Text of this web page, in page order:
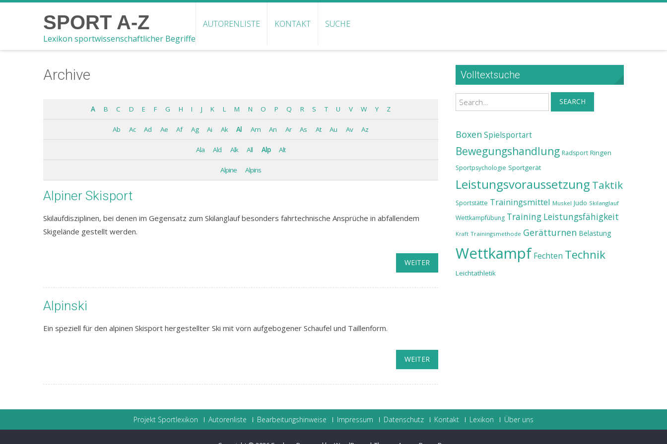
SPORT A-Z
Lexikon sportwissenschaftlicher Begriffe
AUTORENLISTE KONTAKT SUCHE
Archive
A B C D E F G H I J K L M N O P Q R S T U V W Y Z
Ab Ac Ad Ae Af Ag Ai Ak Al Am An Ar As At Au Av Az
Ala Ald Alk All Alp Alt
Alpine Alpins
Alpiner Skisport
Skilaufdisziplinen, bei denen im Gegensatz zum Skilanglauf besonders fahrtechnische Ansprüche in abfallendem
Skigelände gestellt werden.
WEITER
Alpinski
Ein speziell für den alpinen Skisport hergestellter Ski mit vorn aufgebogener Schaufel und Taillenform.
WEITER
Volltextsuche
Search SEARCH
Boxen Spielsportart
Bewegungshandlung Radsport Ringen
Sportpsychologie Sportgerät
Leistungsvoraussetzung Taktik
Sportstätte Trainingsmittel Muskel Judo Skilanglauf
Wettkampfübung Training Leistungsfähigkeit
Kraft Trainingsmethode Gerätturnen Belastung
Wettkampf Fechten Technik
Leichtathletik
Projekt Sportlexikon Autorenliste Bearbeitungshinweise Impressum Datenschutz Kontakt Lexikon Über uns